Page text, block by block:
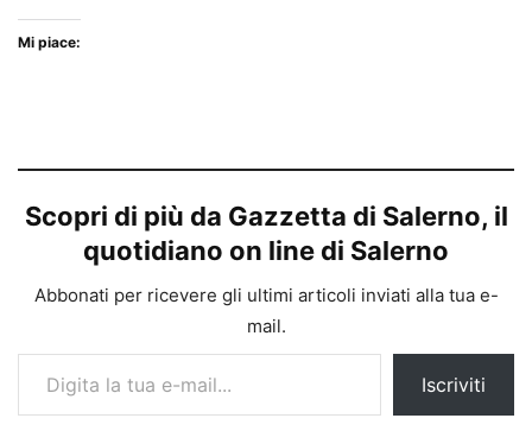
Mi piace:
Scopri di più da Gazzetta di Salerno, il
quotidiano on line di Salerno
Abbonati per ricevere gli ultimi articoli inviati alla tua e-
mail.
Digita la tua e-mail...
Iscriviti